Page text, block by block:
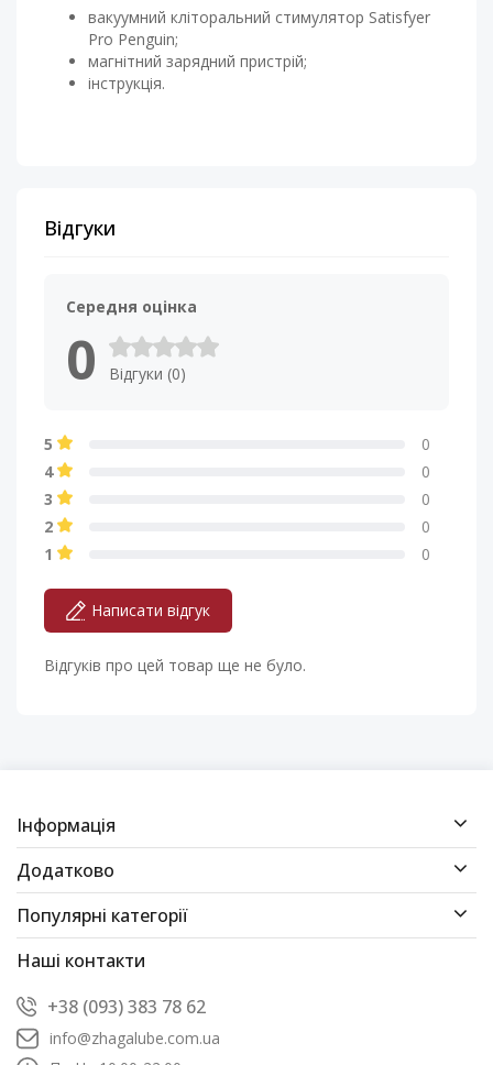
вакуумний кліторальний стимулятор Satisfyer
Pro Penguin;
магнітний зарядний пристрій;
інструкція.
Відгуки
Середня оцінка
0 Відгуки (0)
5
0
4
0
3
0
2
0
1
0
Написати відгук
Відгуків про цей товар ще не було.
Інформація
Додатково
Популярні категорії
Наші контакти
+38 (093) 383 78 62
info@zhagalube.com.ua